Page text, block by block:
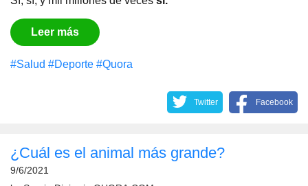
Leer más
#Salud #Deporte #Quora
Twitter Facebook
¿Cuál es el animal más grande?
9/6/2021